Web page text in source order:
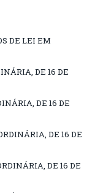
DE LEI EM
DE 16 DE
DE 16 DE
DE 16 DE
DE 16 DE